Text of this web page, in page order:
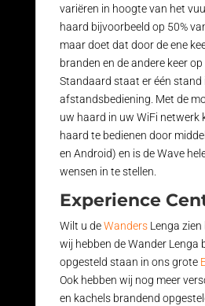
variëren in hoogte van het
haard bijvoorbeeld op 50%
maar doet dat door de ene
branden en de andere keer op
Standaard staat er één stand
afstandsbediening. Met de
uw haard in uw WiFi netwerk
haard te bedienen door
en Android) en is de Wave
wensen in te stellen.
Experience
Wilt u deWandersLenga zien
wij hebben de Wander Lenga
opgesteld staan in ons grote
Ook hebben wij nog meer
en kachels brandend